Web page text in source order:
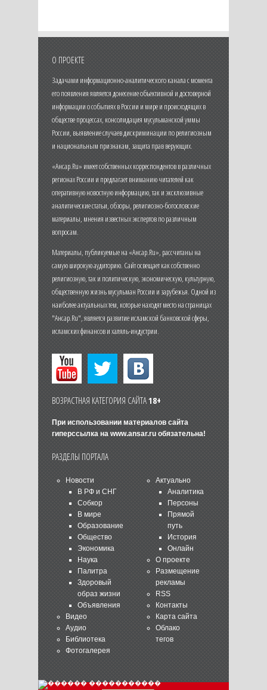
О ПРОЕКТЕ
Задачами информационно-аналитического канала с момента
его появления является донесение объективной и достоверной
информации о событиях в России и мире и происходящих в
обществе процессах, консолидация мусульманской уммы
России, выявление случаев дискриминации по религиозным
и национальным признакам, защита прав верующих.
«Ансар.Ru» имеет собственных корреспондентов в различных
регионах России и предлагает вниманию читателей как
оперативную новостную информацию, так и эксклюзивные
аналитические статьи, обзоры, религиозно-богословские
материалы, мнения известных экспертов по различным
вопросам.
Материалы, публикуемые на «Ансар.Ru», рассчитаны на
самую широкую аудиторию. Сайт освещает как собственно
религиозную, так и политическую, экономическую, культурную,
общественную жизнь мусульман России и зарубежья. Одной из
наиболее актуальных тем, которые находят место на страницах
"Ансар.Ru", является развитие исламской банковской сферы,
исламских финансов и халяль-индустрии.
ВОЗРАСТНАЯ КАТЕГОРИЯ САЙТА18+
При использовании материалов сайта
гиперссылка на www.ansar.ruобязательна!
РАЗДЕЛЫ ПОРТАЛА
Новости
В РФ и СНГ
Собкор
В мире
Образование
Общество
Экономика
Наука
Палитра
Здоровый
образ жизни
Объявления
Видео
Аудио
Библиотека
Фотогалерея
Актуально
Аналитика
Персоны
Прямой
путь
История
Онлайн
О проекте
Размещение
рекламы
RSS
Контакты
Карта сайта
Облако
тегов